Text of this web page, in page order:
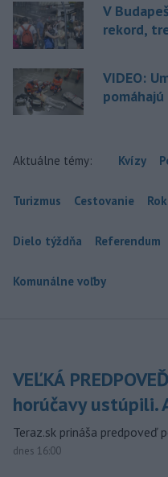
V
rekord,
VIDEO:
Aktuálne témy: Kvízy
Turizmus Cestovanie
Dielo týždňa Referendum
Komunálne voľby
VEĽKÁ
horúčavy ustúpili.
Teraz.sk prináša predpoveď
dnes 16:00